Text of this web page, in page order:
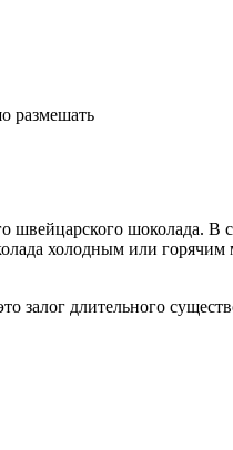
размешать
шоколада. В
холодным или
залог длительного